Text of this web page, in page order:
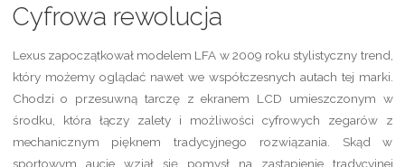
Cyfrowa rewolucja
Lexus zapoczątkował modelem LFA w 2009 roku stylistyczny trend,
który możemy oglądać nawet we współczesnych autach tej marki.
Chodzi o przesuwną tarczę z ekranem LCD umieszczonym w
środku, która łączy zalety i możliwości cyfrowych zegarów z
mechanicznym pięknem tradycyjnego rozwiązania. Skąd w
sportowym aucie wziął się pomysł na zastąpienie tradycyjnej